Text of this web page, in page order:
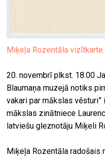
Miķeļa Rozentāla
20. novembrī plkst. 18.00
Blaumaņa muzejā notiks
vakari par mākslas
mākslas zinātniece
latviešu gleznotāju Miķeli
Miķeļa Rozentāla